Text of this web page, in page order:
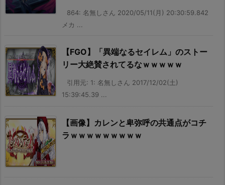
864: 名無しさん 2020/05/11(月) 20:30:59.842
メカ ...
【FGO】「異端なるセイレム」のストー
リー大絶賛されてるなｗｗｗｗｗ
引用元: 1: 名無しさん 2017/12/02(土)
15:39:45.39 ...
【画像】カレンと卑弥呼の共通点がコチ
ラｗｗｗｗｗｗｗｗｗ